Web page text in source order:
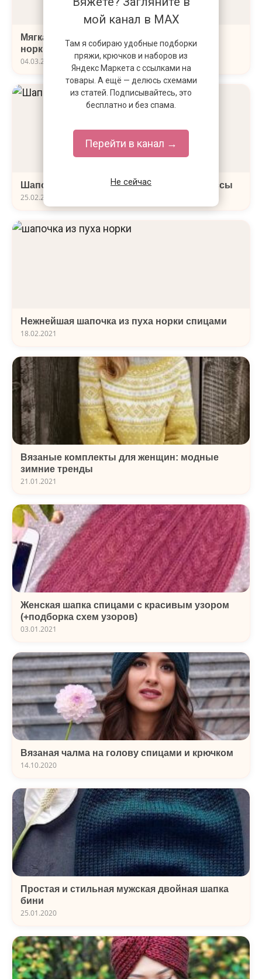
Мягкая и стильная двойная шапка из пуха
норки спицами
04.03.2021
Шапочка «Queen» для маленькой принцессы
25.02.2021
Нежнейшая шапочка из пуха норки спицами
18.02.2021
Вязаные комплекты для женщин: модные
зимние тренды
21.01.2021
Женская шапка спицами с красивым узором
(+подборка схем узоров)
03.01.2021
Вязаная чалма на голову спицами и крючком
14.10.2020
Простая и стильная мужская двойная шапка
бини
25.01.2020
мой канал в MAX
Там я собираю удобные подборки
пряжи, крючков и наборов из
Яндекс Маркета с ссылками на
товары. А ещё — делюсь схемами
из статей. Подписывайтесь, это
бесплатно и без спама.
Перейти в канал →
Не сейчас